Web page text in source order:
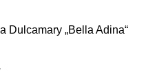
Dulcamary „Bella Adina“